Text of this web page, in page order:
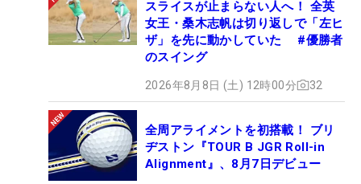
スライスが止まらない人へ！ 全英
女王・桑木志帆は切り返しで「左ヒ
ザ」を先に動かしていた #優勝者
のスイング
2026年8月8日 (土) 12時00分 32
全周アライメントを初搭載！ ブリ
ヂストン『TOUR B JGR Roll-in
Alignment』、8月7日デビュー